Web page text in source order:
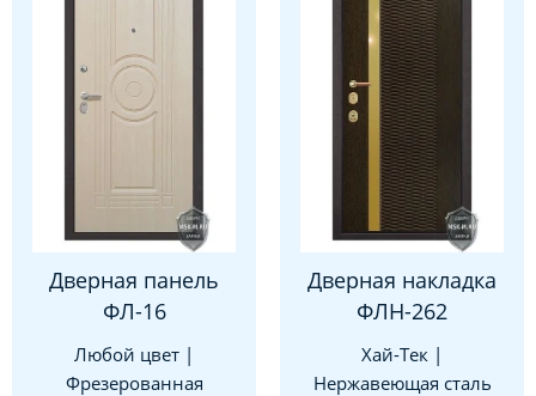
Дверная панель
ФЛ-16
Любой цвет |
Фрезерованная
Дверная накладка
ФЛН-262
Хай-Тек |
Нержавеющая сталь